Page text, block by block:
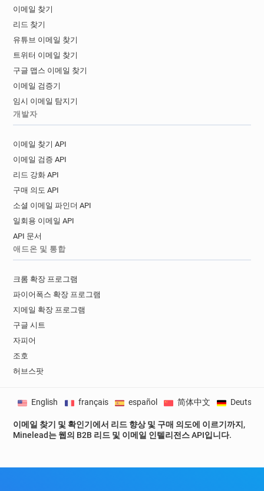
이메일 찾기
리드 찾기
유튜브 이메일 찾기
트위터 이메일 찾기
구글 맵스 이메일 찾기
이메일 검증기
임시 이메일 탐지기
개발자
이메일 찾기 API
이메일 검증 API
리드 강화 API
구매 의도 API
소셜 이메일 파인더 API
일회용 이메일 API
API 문서
애드온 및 통합
크롬 확장 프로그램
파이어폭스 확장 프로그램
지메일 확장 프로그램
구글 시트
자피어
조호
허브스팟
이메일 찾기 및 확인기에서 리드 향상 및 구매 의도에 이르기까지,
Minelead는 웹의 B2B 리드 및 이메일 인텔리전스 API입니다.
English français español 简体中文 Deutsch